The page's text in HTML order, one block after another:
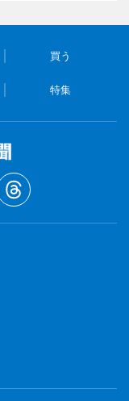
買う
特集